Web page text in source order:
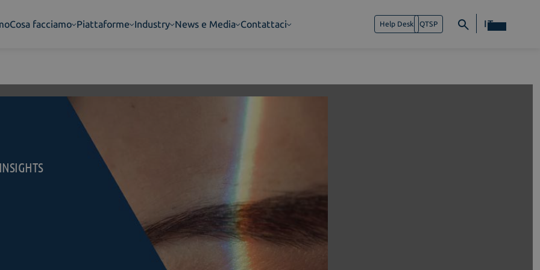
Cosa facciamo Piattaforme Industry News e Media Contattaci Help Desk QTSP IT